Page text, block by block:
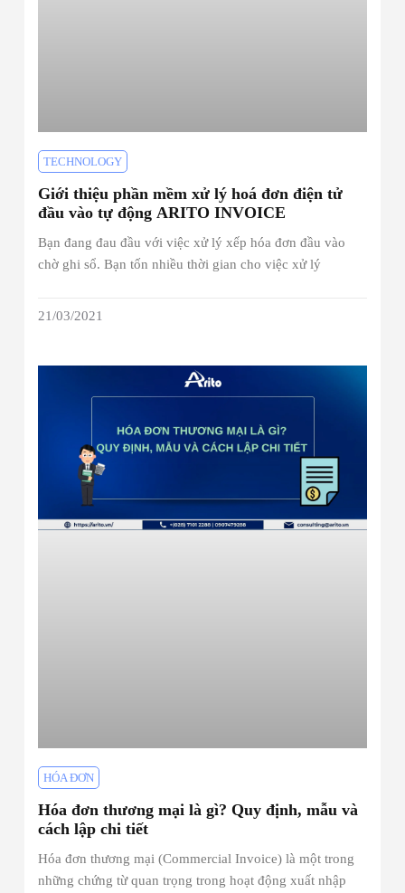
TECHNOLOGY
Giới thiệu phần mềm xử lý hoá đơn điện tử
đầu vào tự động ARITO INVOICE
Bạn đang đau đầu với việc xử lý xếp hóa đơn đầu vào
chờ ghi sổ. Bạn tốn nhiều thời gian cho việc xử lý
21/03/2021
HÓA ĐƠN
Hóa đơn thương mại là gì? Quy định, mẫu và
cách lập chi tiết
Hóa đơn thương mại (Commercial Invoice) là một trong
những chứng từ quan trọng trong hoạt động xuất nhập